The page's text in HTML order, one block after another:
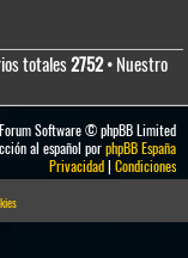
totales2752• Nuestro
Software © phpBB Limited
al español porphpBB España
Privacidad| Condiciones